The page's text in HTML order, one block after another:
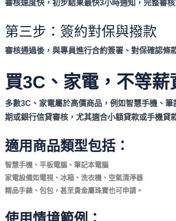
審核速度快，初步結果最快3小時通知，完整審
第三步：簽約對保與撥款
審核通過後，與專員進行合約簽署、對保確認條
買3C、家電，不等
多數3C 、家電屬於高價商品，例如智慧手機、
期或銀行信貸審核，尤其適合小額貸款或手機貸
適用商品類型包括：
智慧手機、平板電腦、筆記本電腦
家電設備如電視、冰箱、洗衣機、空氣清淨器
精品手錶、包包，甚至貴金屬珠寶也可申請。